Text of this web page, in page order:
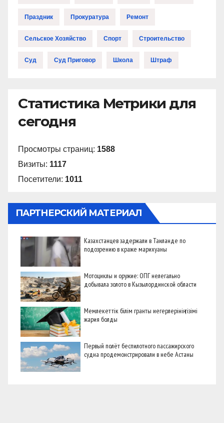
Праздник Прокуратура Ремонт
Сельское Хозяйство Спорт Строительство
Суд Суд Приговор Школа Штраф
Статистика Метрики для
сегодня
Просмотры страниц: 1588
Визиты: 1117
Посетители: 1011
ПАРТНЕРСКИЙ МАТЕРИАЛ
Казахстанцев задержали в Таиланде по
подозрению в краже марихуаны
Мотоциклы и оружие: ОПГ нелегально
добывала золото в Кызылординской области
Мемлекеттік білім гранты иегерлерінің тізімі
жария болды
Первый полёт беспилотного пассажирского
судна продемонстрировали в небе Астаны